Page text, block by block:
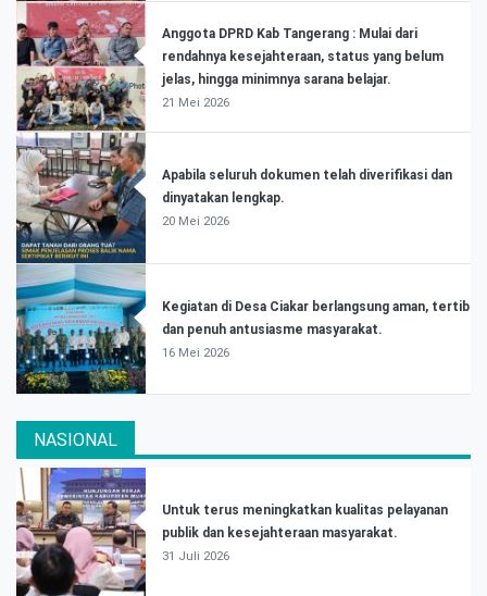
Anggota DPRD Kab Tangerang : Mulai dari
rendahnya kesejahteraan, status yang belum
jelas, hingga minimnya sarana belajar.
21 Mei 2026
Apabila seluruh dokumen telah diverifikasi dan
dinyatakan lengkap.
20 Mei 2026
Kegiatan di Desa Ciakar berlangsung aman, tertib
dan penuh antusiasme masyarakat.
16 Mei 2026
NASIONAL
Untuk terus meningkatkan kualitas pelayanan
publik dan kesejahteraan masyarakat.
31 Juli 2026